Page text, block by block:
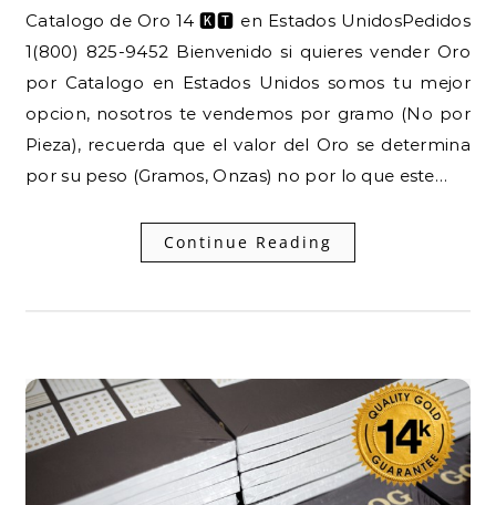
Catalogo de Oro 14 🅺🆃 en Estados UnidosPedidos
1(800) 825-9452 Bienvenido si quieres vender Oro
por Catalogo en Estados Unidos somos tu mejor
opcion, nosotros te vendemos por gramo (No por
Pieza), recuerda que el valor del Oro se determina
por su peso (Gramos, Onzas) no por lo que este…
Continue Reading